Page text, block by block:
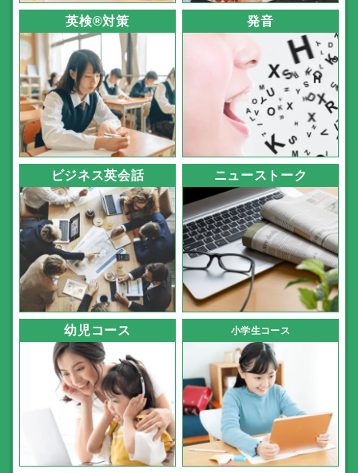
英検®対策 発音
ビジネス英会話 ニューストーク
幼児コース 小学生コース